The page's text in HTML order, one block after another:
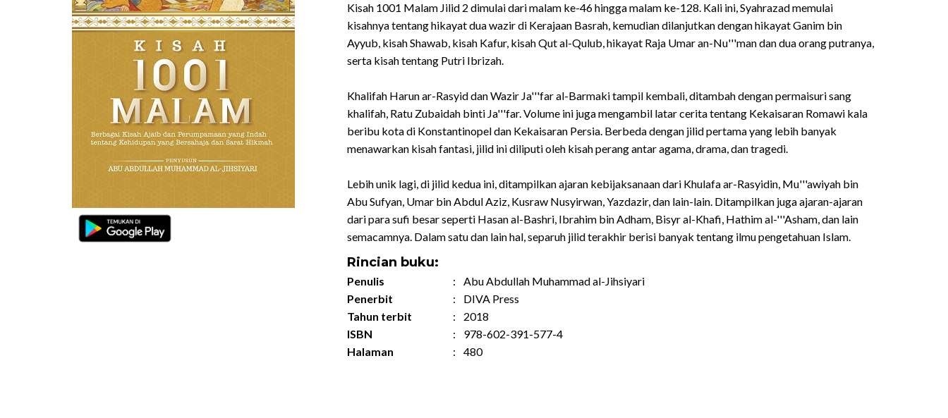
Kisah 1001 Malam Jilid 2 dimulai dari malam ke-46 hingga malam ke-128. Kali ini, Syahrazad memulai
kisahnya tentang hikayat dua wazir di Kerajaan Basrah, kemudian dilanjutkan dengan hikayat Ganim bin
Ayyub, kisah Shawab, kisah Kafur, kisah Qut al-Qulub, hikayat Raja Umar an-Nu'''man dan dua orang putranya,
serta kisah tentang Putri Ibrizah.
Khalifah Harun ar-Rasyid dan Wazir Ja'''far al-Barmaki tampil kembali, ditambah dengan permaisuri sang
khalifah, Ratu Zubaidah binti Ja'''far. Volume ini juga mengambil latar cerita tentang Kekaisaran Romawi kala
beribu kota di Konstantinopel dan Kekaisaran Persia. Berbeda dengan jilid pertama yang lebih banyak
menawarkan kisah fantasi, jilid ini diliputi oleh kisah perang antar agama, drama, dan tragedi.
Lebih unik lagi, di jilid kedua ini, ditampilkan ajaran kebijaksanaan dari Khulafa ar-Rasyidin, Mu'''awiyah bin
Abu Sufyan, Umar bin Abdul Aziz, Kusraw Nusyirwan, Yazdazir, dan lain-lain. Ditampilkan juga ajaran-ajaran
dari para sufi besar seperti Hasan al-Bashri, Ibrahim bin Adham, Bisyr al-Khafi, Hathim al-'''Asham, dan lain
semacamnya. Dalam satu dan lain hal, separuh jilid terakhir berisi banyak tentang ilmu pengetahuan Islam.
Rincian buku:
Penulis :
Abu Abdullah Muhammad al-Jihsiyari
Penerbit
:
DIVA Press
Tahun terbit
:
2018
ISBN
:
978-602-391-577-4
Halaman
: 480